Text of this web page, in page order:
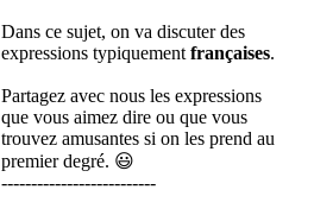
Dans ce sujet, on va discuter des
expressions typiquement françaises.
Partagez avec nous les expressions
que vous aimez dire ou que vous
trouvez amusantes si on les prend au
premier degré. 😃
--------------------------